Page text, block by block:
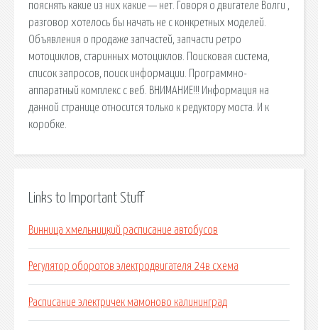
пояснять какие из них какие — нет. Говоря о двигателе Волги ,
разговор хотелось бы начать не с конкретных моделей.
Объявления о продаже запчастей, запчасти ретро
мотоциклов, старинных мотоциклов. Поисковая сиcтема,
список запросов, поиск информации. Программно-
аппаратный комплекс с веб. ВНИМАНИЕ!!! Информация на
данной странице относится только к редуктору моста. И к
коробке.
Links to Important Stuff
Винница хмельницкий расписание автобусов
Регулятор оборотов электродвигателя 24в схема
Расписание электричек мамоново калининград